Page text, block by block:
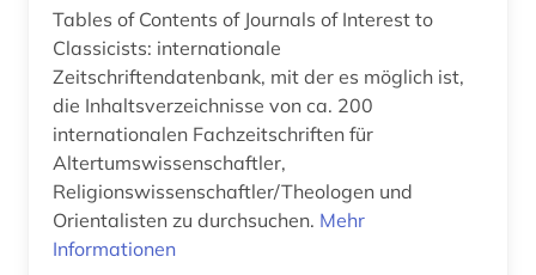
Tables of Contents of Journals of Interest to
Classicists: internationale
Zeitschriftendatenbank, mit der es möglich ist,
die Inhaltsverzeichnisse von ca. 200
internationalen Fachzeitschriften für
Altertumswissenschaftler,
Religionswissenschaftler/Theologen und
Orientalisten zu durchsuchen. Mehr
Informationen